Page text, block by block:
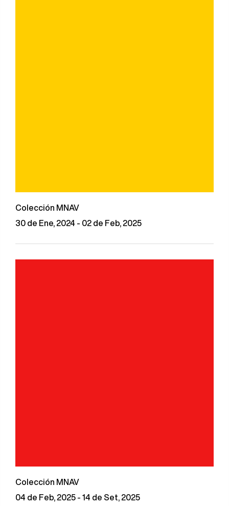
Colección MNAV
30 de Ene, 2024 - 02 de Feb, 2025
Colección MNAV
04 de Feb, 2025 - 14 de Set, 2025